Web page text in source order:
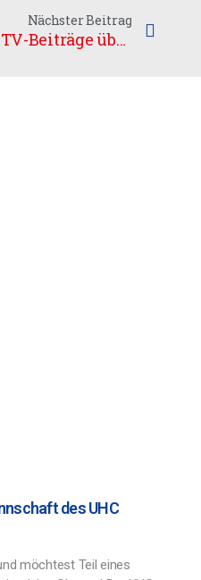
Nächster Beitrag
TV-Beiträge über Herren-WM (Update)
des UHC
möchtest Teil eines